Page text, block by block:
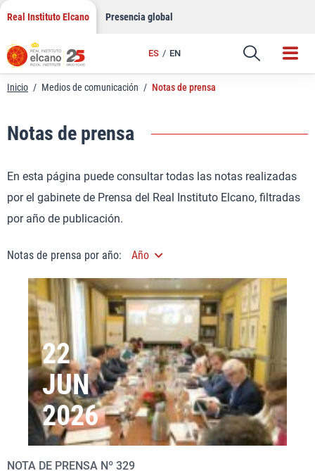
Saltar
contenido
Real Instituto Elcano Presencia global
ES EN
Inicio / Medios de comunicación / Notas de prensa
Notas de prensa
En esta página puede consultar todas las notas realizadas
por el gabinete de Prensa del Real Instituto Elcano, filtradas
por año de publicación.
Notas de prensa por año: Año
22
JUN
2026
NOTA DE PRENSA Nº 329